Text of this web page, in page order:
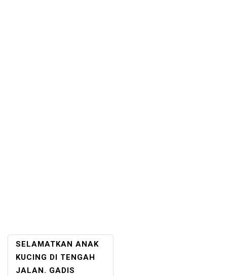
POST
NAVIGATION
SELAMATKAN ANAK
KUCING DI TENGAH
JALAN. GADIS